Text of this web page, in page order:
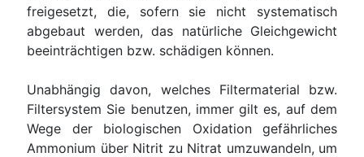
freigesetzt, die, sofern sie nicht systematisch
abgebaut werden, das natürliche Gleichgewicht
beeinträchtigen bzw. schädigen können.
Unabhängig davon, welches Filtermaterial bzw.
Filtersystem Sie benutzen, immer gilt es, auf dem
Wege der biologischen Oxidation gefährliches
Ammonium über Nitrit zu Nitrat umzuwandeln, um